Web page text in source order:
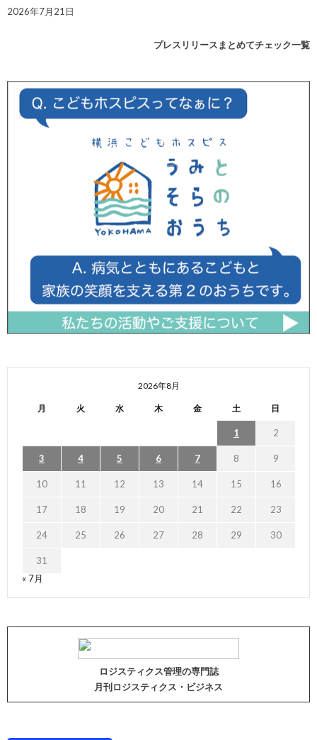
2026年7月21日
プレスリリースまとめてチェック一覧
2026年8月
月 火 水 木 金 土 日
1 2
3 4 5 6 7 8 9
10 11 12 13 14 15 16
17 18 19 20 21 22 23
24 25 26 27 28 29 30
31
« 7月
ロジスティクス管理の専門誌
月刊ロジスティクス・ビジネス